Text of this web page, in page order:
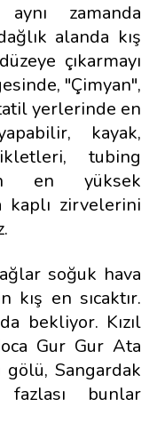
zamanda
alanda kış
çıkarmayı
"Çimyan",
yerlerinde en
kayak,
tubing
en yüksek
kaplı zirvelerini
soğuk hava
kış en sıcaktır.
bekliyor. Kızıl
Gur Gur Ata
gölü, Sangardak
bunlar